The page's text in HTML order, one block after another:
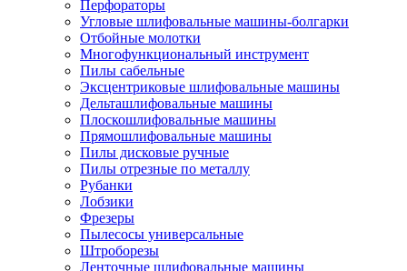
Перфораторы
Угловые шлифовальные машины-болгарки
Отбойные молотки
Многофункциональный инструмент
Пилы сабельные
Эксцентриковые шлифовальные машины
Дельташлифовальные машины
Плоскошлифовальные машины
Прямошлифовальные машины
Пилы дисковые ручные
Пилы отрезные по металлу
Рубанки
Лобзики
Фрезеры
Пылесосы универсальные
Штроборезы
Ленточные шлифовальные машины